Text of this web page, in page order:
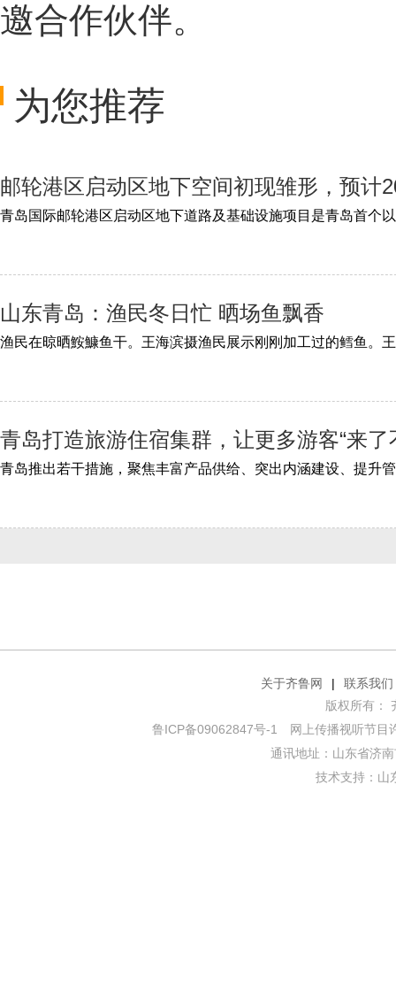
邀合作伙伴。
为您推荐
邮轮港区启动区地下空间初现雏形，预计
山东青岛：渔民冬日忙 晒场鱼飘香
青岛打造旅游住宿集群，让更多游客“来了
关于齐鲁网 |
联系我们
版权所有：
鲁ICP备09062847号-1
网上传播视听节目
通讯地址：山东省济
技术支持： 山